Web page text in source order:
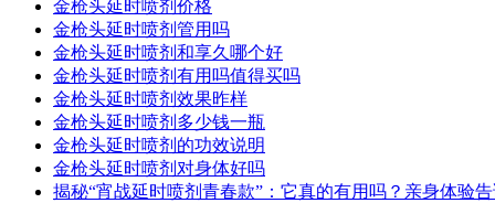
金枪头延时喷剂价格
金枪头延时喷剂管用吗
金枪头延时喷剂和享久哪个好
金枪头延时喷剂有用吗值得买吗
金枪头延时喷剂效果昨样
金枪头延时喷剂多少钱一瓶
金枪头延时喷剂的功效说明
金枪头延时喷剂对身体好吗
揭秘“宵战延时喷剂青春款”：它真的有用吗？亲身体验告